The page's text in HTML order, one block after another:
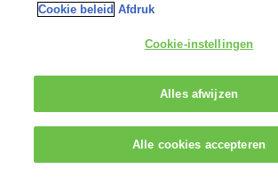
Cookie beleid Afdruk
Cookie-instellingen
Alles afwijzen
Alle cookies accepteren